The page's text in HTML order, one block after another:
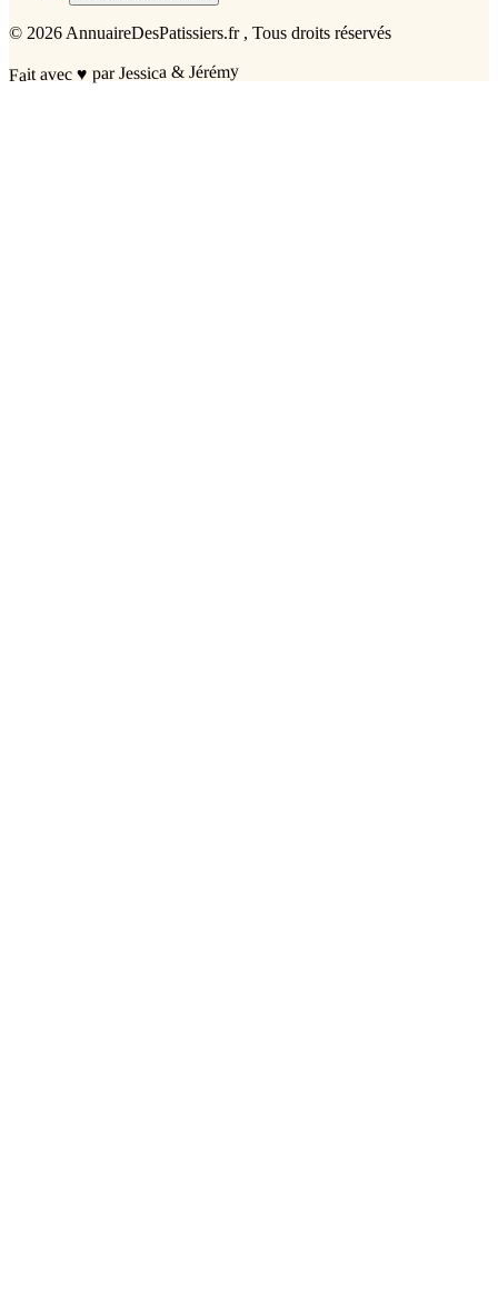
© 2026 AnnuaireDesPatissiers.fr , Tous droits réservés
Fait avec♥ par Jessica & Jérémy